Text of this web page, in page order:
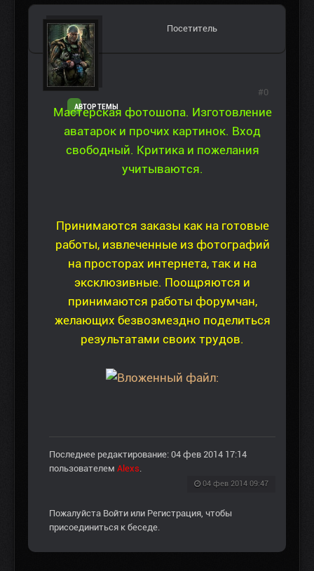
АВТОР ТЕМЫ
Посетитель
Мастерская фотошопа. Изготовление
аватарок и прочих картинок. Вход
свободный. Критика и пожелания
учитываются.
Принимаются заказы как на готовые
работы, извлеченные из фотографий
на просторах интернета, так и на
эксклюзивные. Поощряются и
принимаются работы форумчан,
желающих безвозмездно поделиться
результатами своих трудов.
Последнее редактирование: 04 фев 2014 17:14
пользователем Alexs
04 фев 2014 09:47
#0
Пожалуйста Войти или Регистрация , чтобы
присоединиться к беседе.